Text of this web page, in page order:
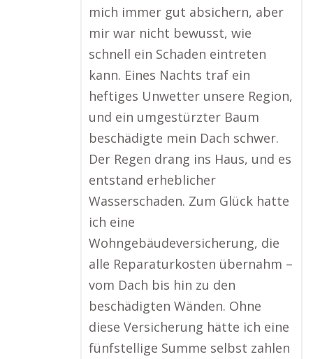
mich immer gut absichern, aber
mir war nicht bewusst, wie
schnell ein Schaden eintreten
kann. Eines Nachts traf ein
heftiges Unwetter unsere Region,
und ein umgestürzter Baum
beschädigte mein Dach schwer.
Der Regen drang ins Haus, und es
entstand erheblicher
Wasserschaden. Zum Glück hatte
ich eine
Wohngebäudeversicherung, die
alle Reparaturkosten übernahm –
vom Dach bis hin zu den
beschädigten Wänden. Ohne
diese Versicherung hätte ich eine
fünfstellige Summe selbst zahlen